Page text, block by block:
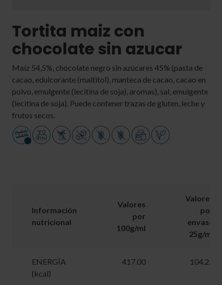
Tortita maiz con
chocolate sin azucar
Maíz 54,5%, chocolate negro sin azúcares 45% (pasta de
cacao, edulcorante (maltitol), manteca de cacao, cacao en
polvo, emulgente (lecitina de soja), aromas), sal, emulgente
(lecitina de soja). Puede contener trazas de gluten, leche y
frutos secos.
Información
nutricional
Valores
por
100g/ml
Valores
por
envase
25g/ml
ENERGÍA
(kcal)
417.00 104.25